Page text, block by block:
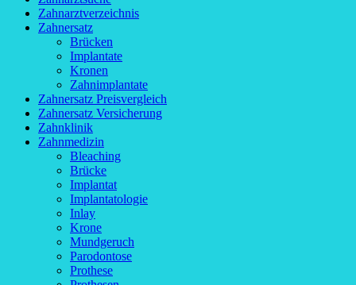
Zahnarztverzeichnis
Zahnersatz
Brücken
Implantate
Kronen
Zahnimplantate
Zahnersatz Preisvergleich
Zahnersatz Versicherung
Zahnklinik
Zahnmedizin
Bleaching
Brücke
Implantat
Implantatologie
Inlay
Krone
Mundgeruch
Parodontose
Prothese